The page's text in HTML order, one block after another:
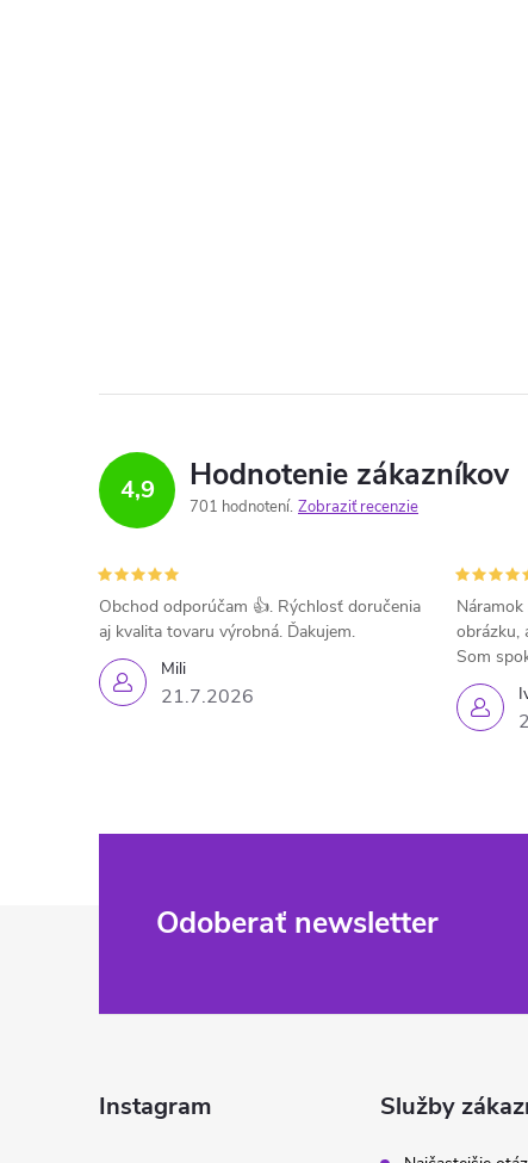
4,9 Hodnotenie zákazníkov
701 hodnotení Zobraziť recenzie
Mili
21.7.2026
Obchod odporúčam 👍. Rýchlosť doručenia
aj kvalita tovaru výrobná. Ďakujem.
obrázku,
Som
Odoberať newsletter
Instagram Služby